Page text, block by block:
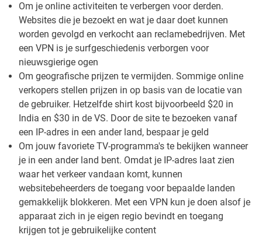
Om je online activiteiten te verbergen voor derden.
Websites die je bezoekt en wat je daar doet kunnen
worden gevolgd en verkocht aan reclamebedrijven. Met
een VPN is je surfgeschiedenis verborgen voor
nieuwsgierige ogen
Om geografische prijzen te vermijden. Sommige online
verkopers stellen prijzen in op basis van de locatie van
de gebruiker. Hetzelfde shirt kost bijvoorbeeld $20 in
India en $30 in de VS. Door de site te bezoeken vanaf
een IP-adres in een ander land, bespaar je geld
Om jouw favoriete TV-programma's te bekijken wanneer
je in een ander land bent. Omdat je IP-adres laat zien
waar het verkeer vandaan komt, kunnen
websitebeheerders de toegang voor bepaalde landen
gemakkelijk blokkeren. Met een VPN kun je doen alsof je
apparaat zich in je eigen regio bevindt en toegang
krijgen tot je gebruikelijke content